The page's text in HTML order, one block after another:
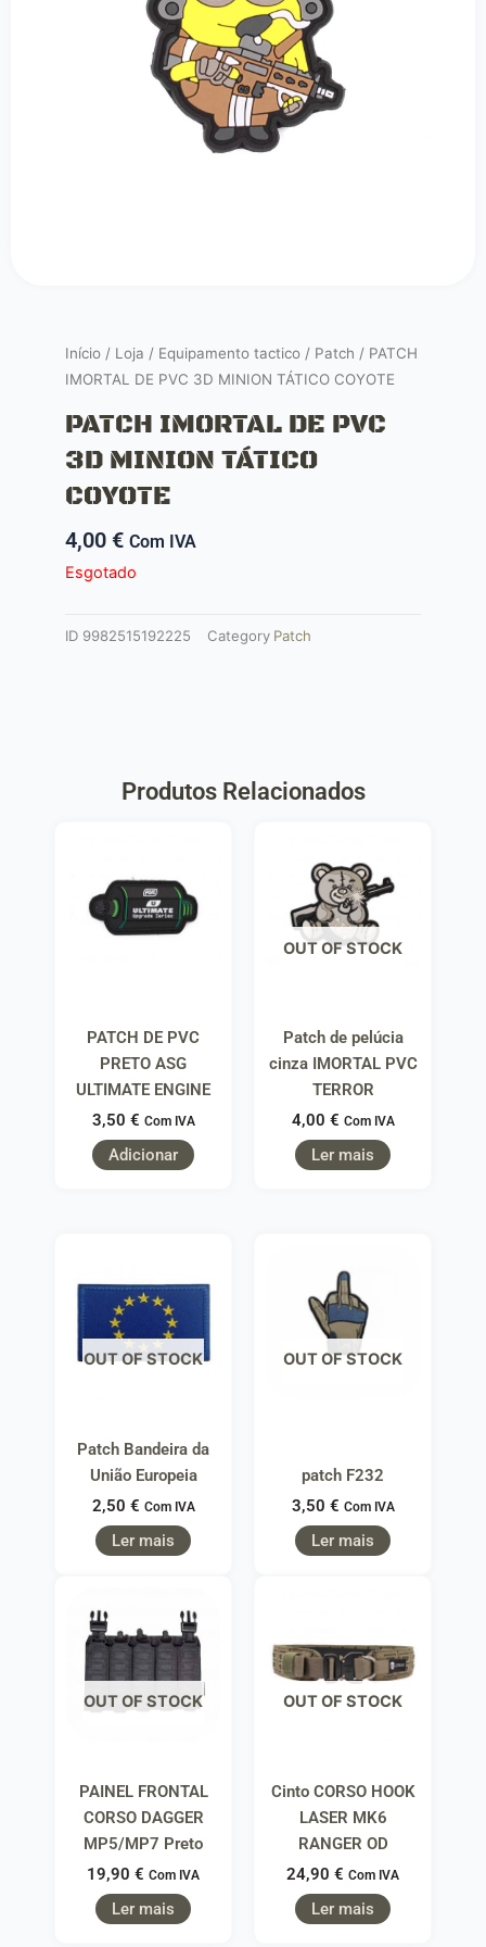
Início / Loja / Equipamento tactico / Patch / PATCH
IMORTAL DE PVC 3D MINION TÁTICO COYOTE
PATCH IMORTAL DE PVC
3D MINION TÁTICO
COYOTE
4,00 € Com IVA
Esgotado
ID 9982515192225 Category Patch
Produtos Relacionados
PATCH DE PVC
PRETO ASG
ULTIMATE ENGINE
3,50 € Com IVA
Adicionar
OUT OF STOCK
Patch de pelúcia
cinza IMORTAL PVC
TERROR
4,00 € Com IVA
Ler mais
OUT OF STOCK
Patch Bandeira da
União Europeia
2,50 € Com IVA
Ler mais
OUT OF STOCK
patch F232
3,50 € Com IVA
Ler mais
OUT OF STOCK
PAINEL FRONTAL
CORSO DAGGER
MP5/MP7 Preto
19,90 € Com IVA
Ler mais
OUT OF STOCK
Cinto CORSO HOOK
LASER MK6
RANGER OD
24,90 € Com IVA
Ler mais